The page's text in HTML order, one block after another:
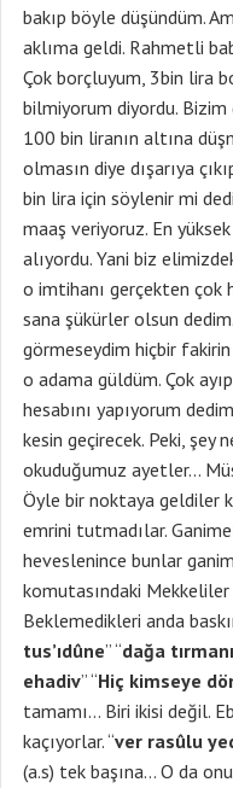
bakıp böyle düşündüm.
aklıma geldi. Rahmetli
Çok borçluyum, 3bin lira
bilmiyorum diyordu. Bizim
100 bin liranın altına
olmasın diye dışarıya
bin lira için söylenir mi
maaş veriyoruz. En
alıyordu. Yani biz
o imtihanı gerçekten çok
sana şükürler olsun
görmeseydim hiçbir
o adama güldüm. Çok
hesabını yapıyorum
kesin geçirecek. Peki, şey
okuduğumuz ayetler…
Öyle bir noktaya geldiler
emrini tutmadılar.
heveslenince bunlar
komutasındaki Mekkeliler
Beklemedikleri anda
tus’ıdûne” “dağa
ehadiv” “Hiç kimseye
tamamı… Biri ikisi değil.
kaçıyorlar. “ver rasûlu
(a.s) tek başına… O da